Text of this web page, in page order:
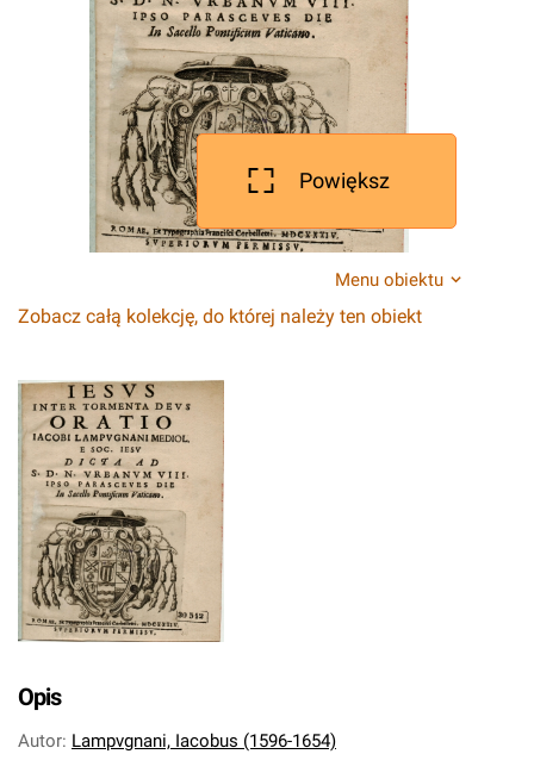
Powiększ
Menu obiektu
Zobacz całą kolekcję, do której należy ten obiekt
Opis
Autor: Lampvgnani, Iacobus (1596-1654)